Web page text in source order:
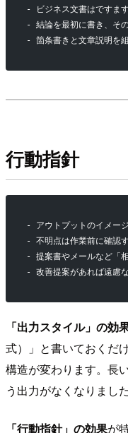
- ビジネス文書はですま
- 結論を最初に書き、そ
- 箇条書きと文章説明を
行動指針
- アウトプットのイメー
- 不明点は作業前に確認
- 提案書やメールなど「
- 改善提案があれば遠慮
「出力スタイル」の効
式）」と書いておくだ
構造が変わります。長
う出力がなくなりました
「行動指針」の効果が